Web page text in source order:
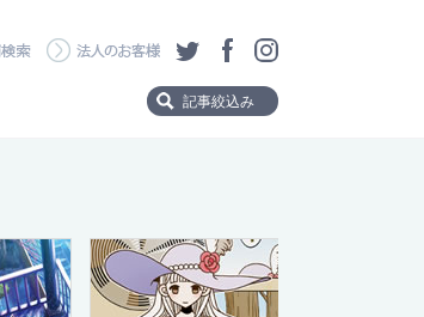
ア 店舗検索 法人のお客様
ツイッターフェイスブック
記事絞込み